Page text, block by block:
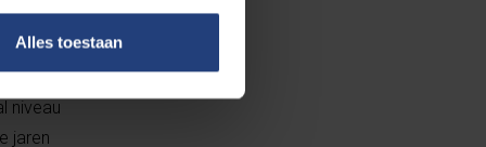
Alles toestaan
Dat is de
je een cross
en de
niveau
jaren